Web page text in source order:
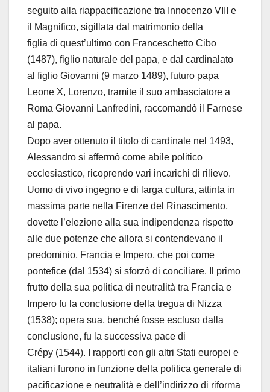
seguito alla riappacificazione tra Innocenzo VIII e
il Magnifico, sigillata dal matrimonio della
figlia di quest’ultimo con Franceschetto Cibo
(1487), figlio naturale del papa, e dal cardinalato
al figlio Giovanni (9 marzo 1489), futuro papa
Leone X, Lorenzo, tramite il suo ambasciatore a
Roma Giovanni Lanfredini, raccomandò il Farnese
al papa.
Dopo aver ottenuto il titolo di cardinale nel 1493,
Alessandro si affermò come abile politico
ecclesiastico, ricoprendo vari incarichi di rilievo.
Uomo di vivo ingegno e di larga cultura, attinta in
massima parte nella Firenze del Rinascimento,
dovette l’elezione alla sua indipendenza rispetto
alle due potenze che allora si contendevano il
predominio, Francia e Impero, che poi come
pontefice (dal 1534) si sforzò di conciliare. Il primo
frutto della sua politica di neutralità tra Francia e
Impero fu la conclusione della tregua di Nizza
(1538); opera sua, benché fosse escluso dalla
conclusione, fu la successiva pace di
Crépy (1544). I rapporti con gli altri Stati europei e
italiani furono in funzione della politica generale di
pacificazione e neutralità e dell’indirizzo di riforma